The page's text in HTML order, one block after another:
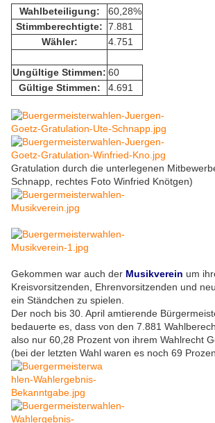
Wahlbeteiligung:
60,28%
Stimmberechtigte: 7.881
Wähler:
4.751
Ungültige Stimmen: 60
Gültige Stimmen:
4.691
Gratulation durch die unterlegenen
Schnapp, rechtes Foto Winfried Knötgen)
Gekommen war auch der Musikverein um
Kreisvorsitzenden, Ehrenvorsitzenden und
ein Ständchen zu spielen.
Der noch bis 30. April amtierende
bedauerte es, dass von den 7.881
also nur 60,28 Prozent von ihrem Wahlrecht
(bei der letzten Wahl waren es noch 69